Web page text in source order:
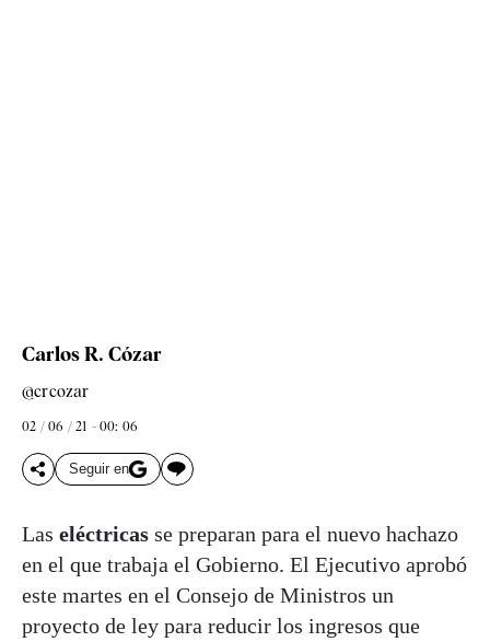
Carlos R. Cózar
@crcozar
02 / 06 / 21 - 00: 06
Seguir en
Las eléctricas se preparan para el nuevo hachazo
en el que trabaja el Gobierno. El Ejecutivo aprobó
este martes en el Consejo de Ministros un
proyecto de ley para reducir los ingresos que